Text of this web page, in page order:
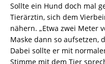
Sollte ein Hund doch mal
Tierärztin, sich dem
nähern. „Etwa zwei Meter
Maske dann so aufsetzen,
Dabei sollte er mit
Stimme mit dem Tier